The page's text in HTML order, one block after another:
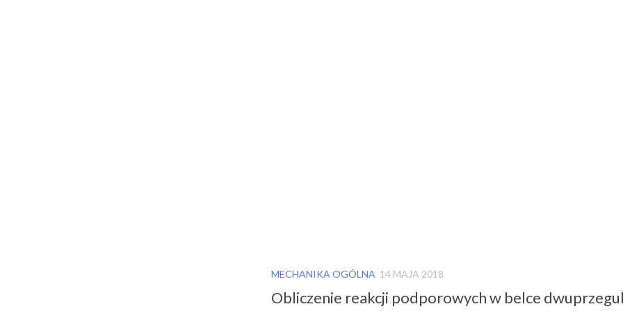
MECHANIKA OGÓLNA 14 MAJA 2018
Obliczenie reakcji podporowych w belce